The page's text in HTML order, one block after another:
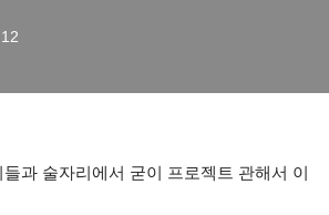
과 술자리에서 굳이 프로젝트 관해서 이